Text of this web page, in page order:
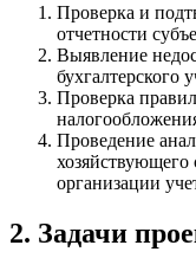
Проверка и
отчетности
Выявление
бухгалтерского
Проверка
Проведение
организации
2. Задачи